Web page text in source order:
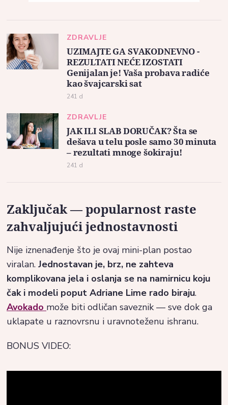
ZDRAVLJE
UZIMAJTE GA SVAKODNEVNO -
REZULTATI NEĆE IZOSTATI
Genijalan je! Vaša probava radiće
kao švajcarski sat
241 d
ZDRAVLJE
JAK ILI SLAB DORUČAK? Šta se
dešava u telu posle samo 30 minuta
– rezultati mnoge šokiraju!
241 d
Zaključak — popularnost raste
zahvaljujući jednostavnosti
Nije iznenađenje što je ovaj mini-plan postao
viralan. Jednostavan je, brz, ne zahteva
komplikovana jela i oslanja se na namirnicu koju
čak i modeli poput Adriane Lime rado biraju.
Avokado može biti odličan saveznik — sve dok ga
uklapate u raznovrsnu i uravnoteženu ishranu.
BONUS VIDEO: